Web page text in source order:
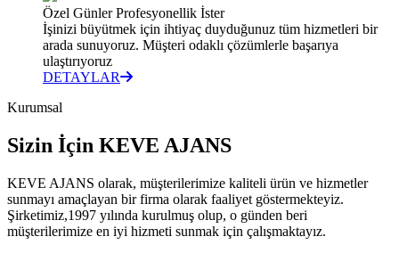
Özel Günler Profesyonellik İster
İşinizi büyütmek için ihtiyaç duyduğunuz tüm hizmetleri bir
arada sunuyoruz. Müşteri odaklı çözümlerle başarıya
ulaştırıyoruz
DETAYLAR
Kurumsal
Sizin İçin KEVE AJANS
KEVE AJANS olarak, müşterilerimize kaliteli ürün ve hizmetler
sunmayı amaçlayan bir firma olarak faaliyet göstermekteyiz.
Şirketimiz,1997 yılında kurulmuş olup, o günden beri
müşterilerimize en iyi hizmeti sunmak için çalışmaktayız.